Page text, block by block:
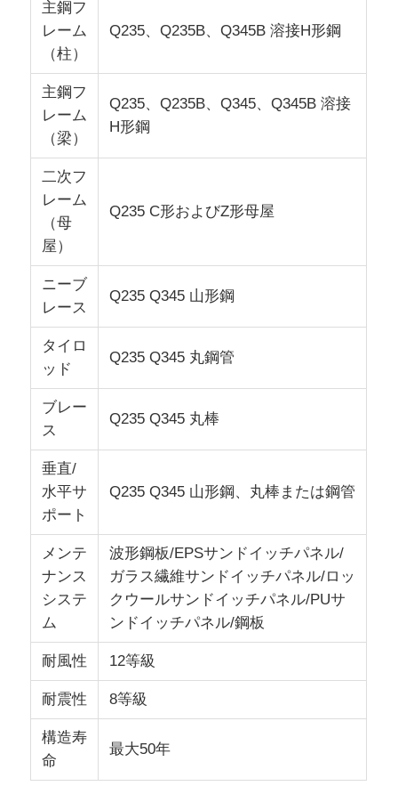
引金 を 求め て ください
プレハブ鋼構造
鋼構造倉庫
スチール構造ワークショップ
鋼構造の建物
鋼構造構造
スチールフレームビルディング
鉄骨構造の製作
鉄骨建築材料
鶏舎
牛棚
馬の棚
スチールガレージ
主鋼フ
レーム
（柱）
Q235、Q235B、Q345B 溶接H形鋼
主鋼フ
レーム
（梁）
Q235、Q235B、Q345、Q345B 溶接
H形鋼
二次フ
レーム
（母
屋）
Q235 C形およびZ形母屋
ニーブ
レース
Q235 Q345 山形鋼
タイロ
ッド
Q235 Q345 丸鋼管
ブレー
ス
Q235 Q345 丸棒
垂直/
水平サ
ポート
Q235 Q345 山形鋼、丸棒または鋼管
メンテ
ナンス
システ
ム
波形鋼板/EPSサンドイッチパネル/
ガラス繊維サンドイッチパネル/ロッ
クウールサンドイッチパネル/PUサ
ンドイッチパネル/鋼板
耐風性 12等級
耐震性 8等級
構造寿
命
最大50年